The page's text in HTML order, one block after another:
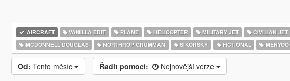
AIRCRAFT VANILLA EDIT PLANE HELICOPTER MILITARY JET CIVILIAN JET
MCDONNELL DOUGLAS
NORTHROP GRUMMAN SIKORSKY FICTIONAL MENYOO
Od: Tento měsíc Řadit pomocí: Nejnovější verze